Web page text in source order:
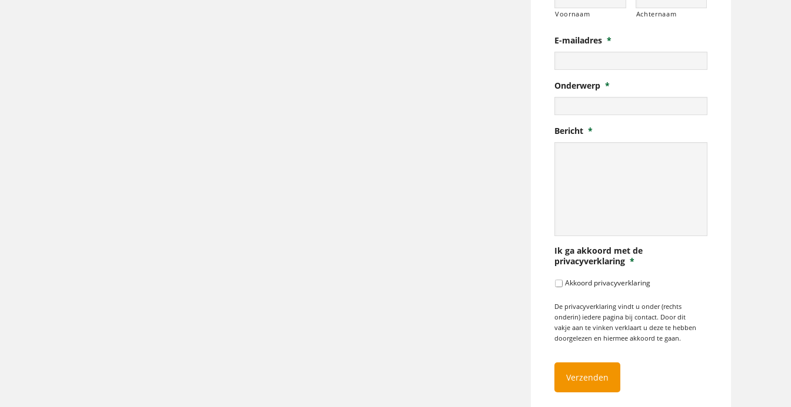
Voornaam Achternaam
E-mailadres *
Onderwerp *
Bericht *
Ik ga akkoord met de
privacyverklaring *
Akkoord privacyverklaring
De privacyverklaring vindt u onder (rechts
onderin) iedere pagina bij contact. Door dit
vakje aan te vinken verklaart u deze te hebben
doorgelezen en hiermee akkoord te gaan.